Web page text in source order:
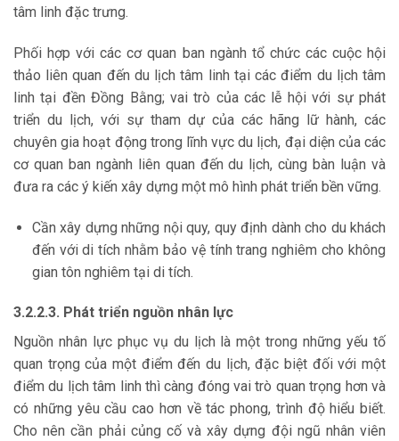
tâm linh đặc trưng.
Phối hợp với các cơ quan ban ngành tổ chức các cuộc hội
thảo liên quan đến du lịch tâm linh tại các điểm du lịch tâm
linh tại đền Đồng Bằng; vai trò của các lễ hội với sự phát
triển du lịch, với sự tham dự của các hãng lữ hành, các
chuyên gia hoạt động trong lĩnh vực du lịch, đại diện của các
cơ quan ban ngành liên quan đến du lịch, cùng bàn luận và
đưa ra các ý kiến xây dựng một mô hình phát triển bền vững.
Cần xây dựng những nội quy, quy định dành cho du khách
đến với di tích nhằm bảo vệ tính trang nghiêm cho không
gian tôn nghiêm tại di tích.
3.2.2.3. Phát triển nguồn nhân lực
Nguồn nhân lực phục vụ du lịch là một trong những yếu tố
quan trọng của một điểm đến du lịch, đặc biệt đối với một
điểm du lịch tâm linh thì càng đóng vai trò quan trọng hơn và
có những yêu cầu cao hơn về tác phong, trình độ hiểu biết.
Cho nên cần phải củng cố và xây dựng đội ngũ nhân viên